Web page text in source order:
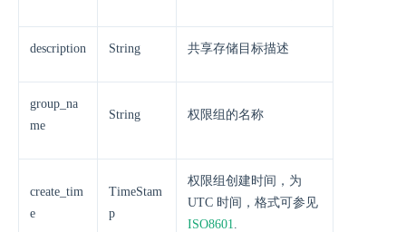
description String 共享存储目标描述
group_na
me
String 权限组的名称
create_tim
e
TimeStam
p
权限组创建时间，为
UTC 时间，格式可参见
ISO8601.